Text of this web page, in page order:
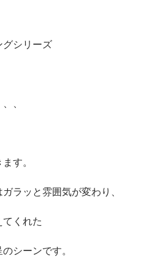
グシリーズ
、
す。
ラッと雰囲気が変わり、
くれた
シーンです。